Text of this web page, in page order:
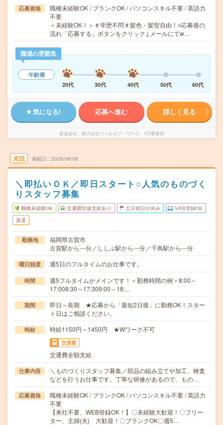
応募資格
職種未経験OK / ブランクOK / パソコンスキル不要 / 英語力
不要
＜未経験OK！＞＃学歴不問＃髪色・髪型自由！○応募後の
流れ「応募する」ボタンをクリック↓メールにてw…
職場の雰囲気
年齢層
20代
30代 40代 50代 60代
気になる! 応募へ進む 詳しく見る
派遣会社 株式会社ウィルオブ・ワーク FO事業部
未読 掲載日 2026/08/08
＼即払いＯＫ／即日スタート○人気のものづく
りスタッフ募集
職種未経験OK 交通費別途支給あり 土日祝日が休み WEB登録OK
派遣
勤務地
福岡県古賀市
古賀駅から---分／ししぶ駅から---分／千鳥駅から---分
曜日頻度 週5日のフルタイムのお仕事です。
時間
週5フルタイムがメインです！＜勤務時間の例＞8:00～
17:008:30～17:309:00～18:…
期間
即日～長期 ★応募から「最短2日後」に勤務OK！スター
ト日はご相談ください。
時給 時給1150円～1450円 ★Wワーク不可
交通費
交通費全額支給
仕事内容
＼ものづくりスタッフ募集／部品の組み立てや加工、検査
などを行うお仕事です。丁寧な研修があるので、もの…
応募資格
職種未経験OK / ブランクOK / パソコンスキル不要 / 英語力
不要
【来社不要、WEB登録OK！】〇未経験大歓迎！〇フリー
ター、主婦(夫) 大歓迎！〇ブランクOK〇週5…